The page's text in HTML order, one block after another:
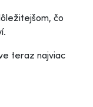
čo
teraz najviac